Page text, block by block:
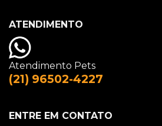
ATENDIMENTO
Atendimento Pets
(21) 96502-4227
ENTRE EM CONTATO